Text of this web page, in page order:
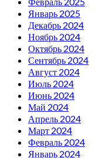
Январь 2025
Декабрь 2024
Ноябрь 2024
Октябрь 2024
Сентябрь 2024
Август 2024
Июль 2024
Июнь 2024
Май 2024
Апрель 2024
Март 2024
Февраль 2024
Январь 2024